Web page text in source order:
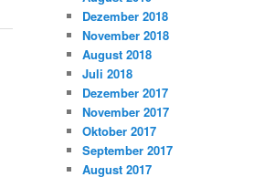
Dezember 2018
November 2018
August 2018
Juli 2018
Dezember 2017
November 2017
Oktober 2017
September 2017
August 2017